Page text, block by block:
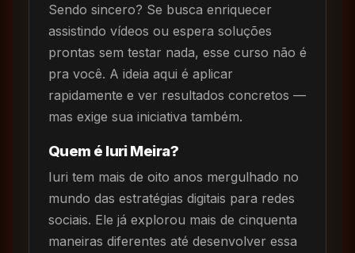
Sendo sincero? Se busca enriquecer
assistindo vídeos ou espera soluções
prontas sem testar nada, esse curso não é
pra você. A ideia aqui é aplicar
rapidamente e ver resultados concretos —
mas exige sua iniciativa também.
Quem é Iuri Meira?
Iuri tem mais de oito anos mergulhado no
mundo das estratégias digitais para redes
sociais. Ele já explorou mais de cinquenta
maneiras diferentes até desenvolver essa